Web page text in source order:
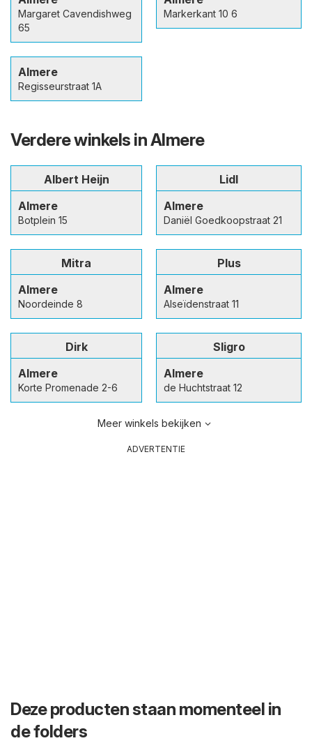
Margaret Cavendishweg
65
Markerkant 10 6
Almere
Regisseurstraat 1A
Verdere winkels in Almere
Albert Heijn
Almere
Botplein 15
Lidl
Almere
Daniël Goedkoopstraat 21
Mitra
Almere
Noordeinde 8
Plus
Almere
Alseïdenstraat 11
Dirk
Almere
Korte Promenade 2-6
Sligro
Almere
de Huchtstraat 12
Meer winkels bekijken
ADVERTENTIE
Deze producten staan momenteel in
de folders